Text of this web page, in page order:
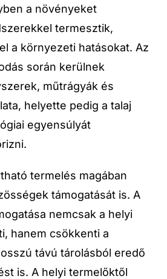
a növényeket
termesztik,
a környezeti hatásokat. Az
során kerülnek
műtrágyák és
helyette pedig a talaj
egyensúlyát
termelés magában
támogatását is. A
nemcsak a helyi
hanem csökkenti a
távú tárolásból eredő
is. A helyi termelőktől